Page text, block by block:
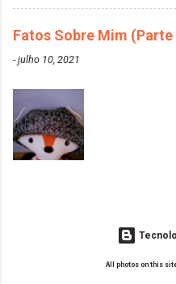
Ozzy Lilac
em meu
Qual a parte chata da vida de
embora... O que tem de melhor
sendo reconhecido. Aonde
além daquilo que imagino. Seu
tudo para ele. Quais blogs
o Drilly Design e comecei a ler as
Carol "Magic Days". Tem sido
leitoras? Claro. Seu blog já esta
Fatos Sobre Mim (Parte
-julho 10, 2021
All photos on this